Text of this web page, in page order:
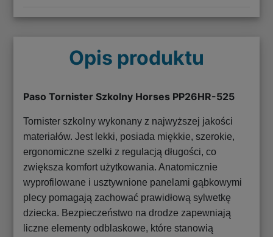
Opis produktu
Paso Tornister Szkolny Horses PP26HR-525
Tornister szkolny wykonany z najwyższej jakości
materiałów. Jest lekki, posiada miękkie, szerokie,
ergonomiczne szelki z regulacją długości, co
zwiększa komfort użytkowania. Anatomicznie
wyprofilowane i usztywnione panelami gąbkowymi
plecy pomagają zachować prawidłową sylwetkę
dziecka. Bezpieczeństwo na drodze zapewniają
liczne elementy odblaskowe, które stanowią